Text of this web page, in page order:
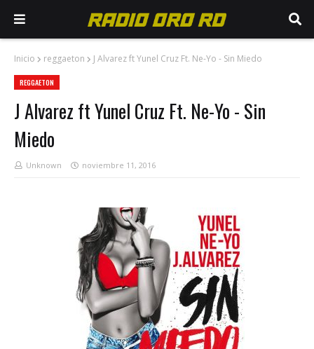
Inicio reggaeton J Alvarez ft Yunel Cruz Ft. Ne-Yo - Sin Miedo
REGGAETON
J Alvarez ft Yunel Cruz Ft. Ne-Yo - Sin
Miedo
Unknown noviembre 11, 2016